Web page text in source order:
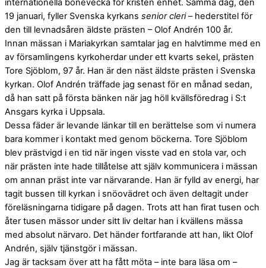
internationella bönevecka för kristen enhet. Samma dag, den
19 januari, fyller Svenska kyrkans senior cleri– hederstitel för
den till levnadsåren äldste prästen – Olof Andrén 100 år.
Innan mässan i Mariakyrkan samtalar jag en halvtimme med en
av församlingens kyrkoherdar under ett kvarts sekel, prästen
Tore Sjöblom, 97 år. Han är den näst äldste prästen i Svenska
kyrkan. Olof Andrén träffade jag senast för en månad sedan,
då han satt på första bänken när jag höll kvällsföredrag i S:t
Ansgars kyrka i Uppsala.
Dessa fäder är levande länkar till en berättelse som vi numera
bara kommer i kontakt med genom böckerna. Tore Sjöblom
blev prästvigd i en tid när ingen visste vad en stola var, och
när prästen inte hade tillåtelse att själv kommunicera i mässan
om annan präst inte var närvarande. Han är fylld av energi, har
tagit bussen till kyrkan i snöovädret och även deltagit under
föreläsningarna tidigare på dagen. Trots att han firat tusen och
åter tusen mässor under sitt liv deltar han i kvällens mässa
med absolut närvaro. Det händer fortfarande att han, likt Olof
Andrén, själv tjänstgör i mässan.
Jag är tacksam över att ha fått möta – inte bara läsa om –